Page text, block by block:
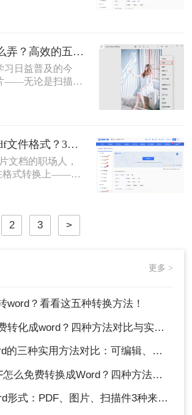
及！“一张图片
，你没听错！”作
公人群对高效转
天就分享超实用方
片转pdf难题。
图片转为pdf怎么弄？高效的五大方法详解！
习日益普及的今
——无论是扫描的
记，还是珍贵的
统一的PDF文
的优点，成为了
。然而，面对网
和方法，许多人
图片怎么转换pdf文件格式？3种高效方法全解析，职场人必备技能！
文档的职场人，
格式转换上——这
方法误区。” 作
多年的博主，小
在用截图拼接的原
PDF需求。那么图
格式呢？本文将揭
。
2 3 >
更多 >
word？看看这五种转换方法！
word？四种方法对比与实操指南（附详细表格）
种实用方法对比：可编辑、保格式、避风险！
转换成Word？四种方法对比与实操指南（附详细表格）!
：PDF、图片、扫描件3种来源分别怎么处理！